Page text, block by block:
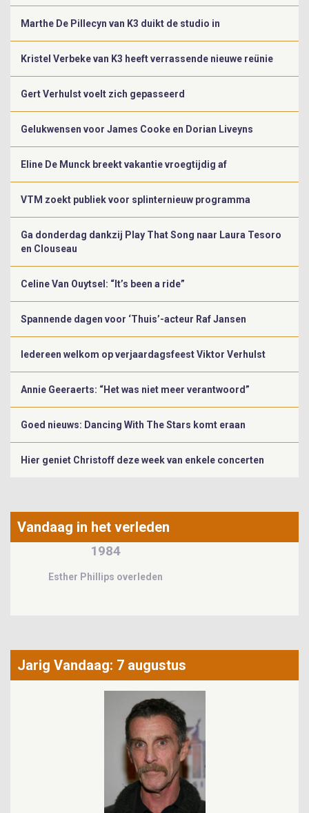
Marthe De Pillecyn van K3 duikt de studio in
Kristel Verbeke van K3 heeft verrassende nieuwe reünie
Gert Verhulst voelt zich gepasseerd
Gelukwensen voor James Cooke en Dorian Liveyns
Eline De Munck breekt vakantie vroegtijdig af
VTM zoekt publiek voor splinternieuw programma
Ga donderdag dankzij Play That Song naar Laura Tesoro
en Clouseau
Celine Van Ouytsel: “It’s been a ride”
Spannende dagen voor ‘Thuis’-acteur Raf Jansen
Iedereen welkom op verjaardagsfeest Viktor Verhulst
Annie Geeraerts: “Het was niet meer verantwoord”
Goed nieuws: Dancing With The Stars komt eraan
Hier geniet Christoff deze week van enkele concerten
Vandaag in het verleden
1984
Esther Phillips overleden
Jarig Vandaag: 7 augustus